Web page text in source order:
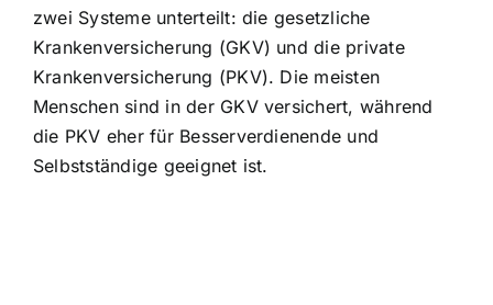
zwei Systeme unterteilt: die gesetzliche
Krankenversicherung (GKV) und die private
Krankenversicherung (PKV). Die meisten
Menschen sind in der GKV versichert, während
die PKV eher für Besserverdienende und
Selbstständige geeignet ist.